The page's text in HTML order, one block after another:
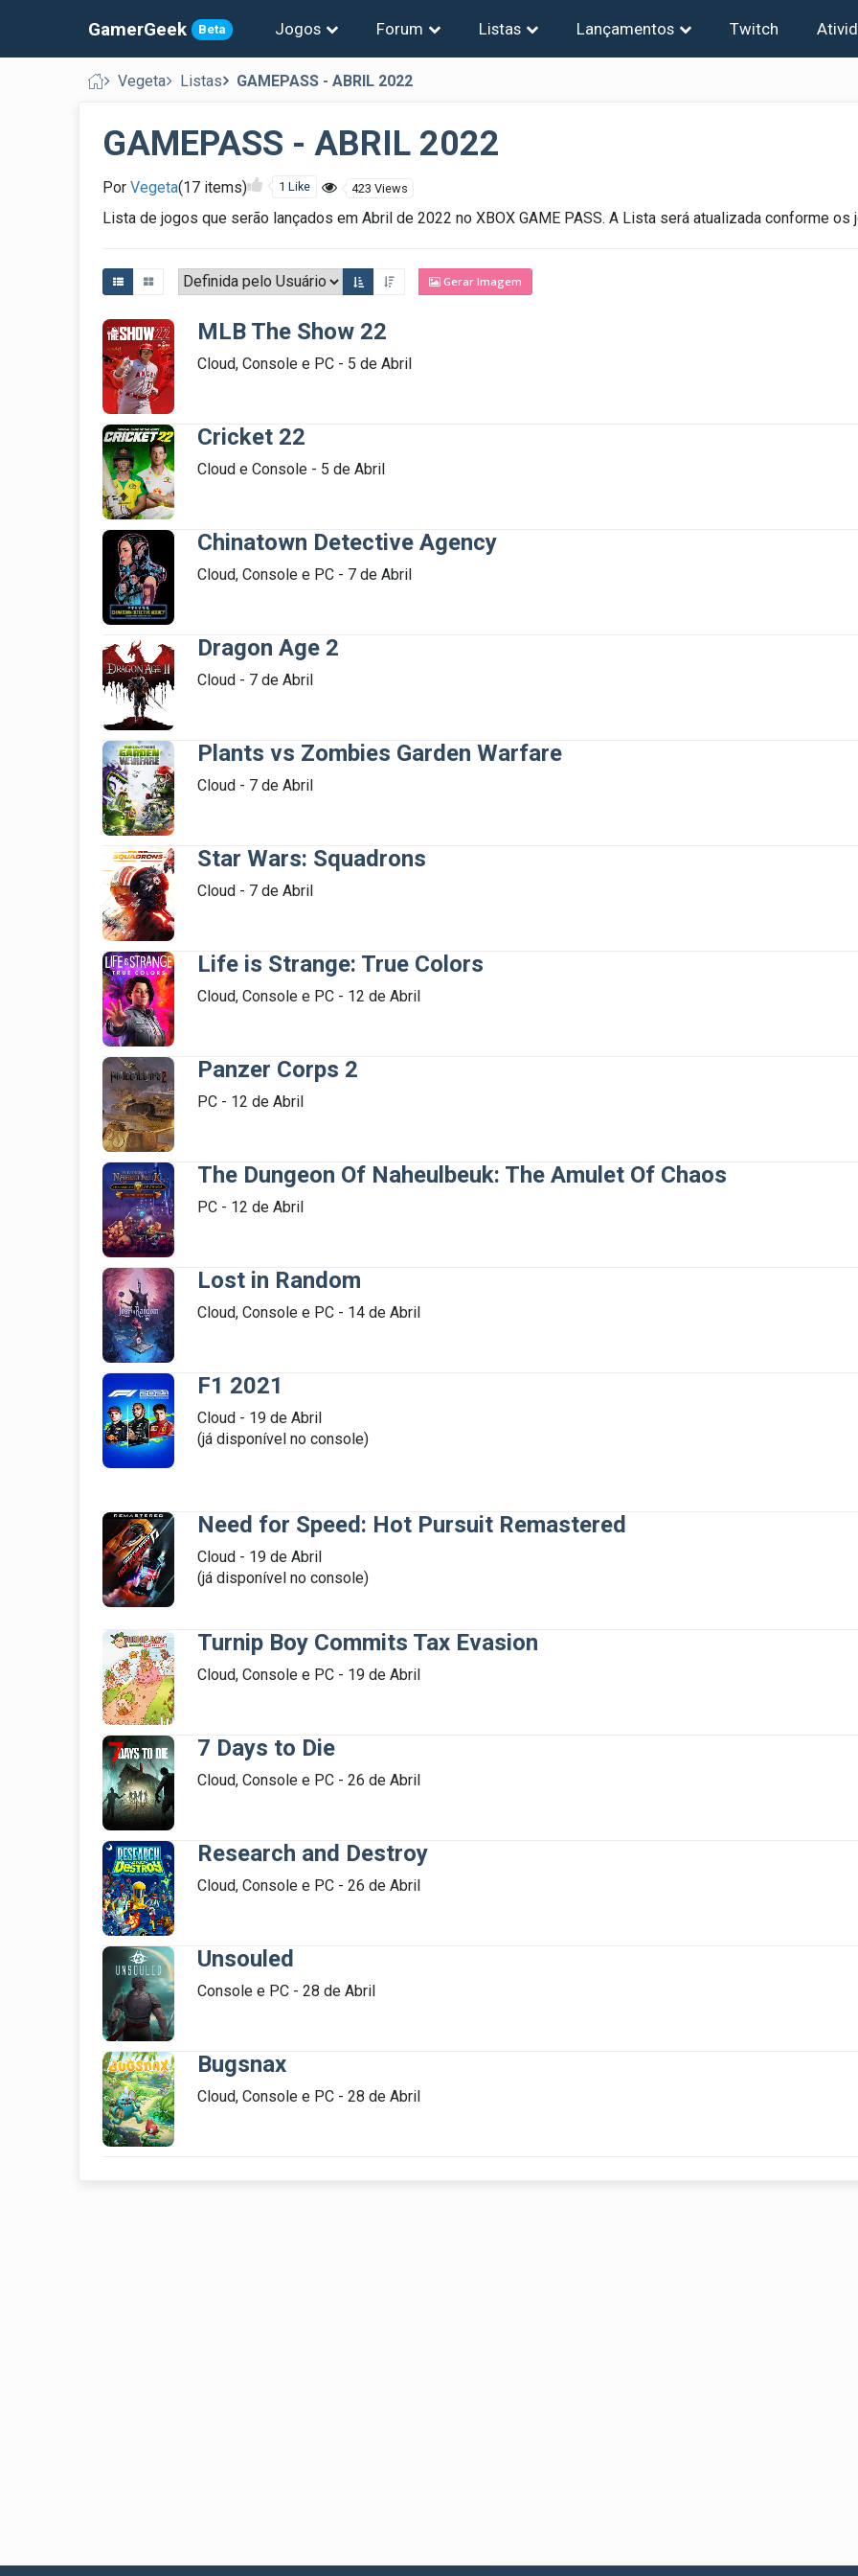
GamerGeek Beta Jogos Forum Listas Lançamentos Twitch
Vegeta Listas GAMEPASS - ABRIL 2022
GAMEPASS - ABRIL 2022
Por Vegeta(17 items) 1 Like 423 Views
Lista de jogos que serão lançados em Abril de 2022 no XBOX GAME PASS. A Lista será atualizada conforme
Gerar Imagem
MLB The Show 22
Cloud, Console e PC - 5 de Abril
Cricket 22
Cloud e Console - 5 de Abril
Chinatown Detective Agency
Cloud, Console e PC - 7 de Abril
Dragon Age 2
Cloud - 7 de Abril
Plants vs Zombies Garden Warfare
Cloud - 7 de Abril
Star Wars: Squadrons
Cloud - 7 de Abril
Life is Strange: True Colors
Cloud, Console e PC - 12 de Abril
Panzer Corps 2
PC - 12 de Abril
The Dungeon Of Naheulbeuk: The Amulet Of Chaos
PC - 12 de Abril
Lost in Random
Cloud, Console e PC - 14 de Abril
F1 2021
Cloud - 19 de Abril
(já disponível no console)
Need for Speed: Hot Pursuit Remastered
Cloud - 19 de Abril
(já disponível no console)
Turnip Boy Commits Tax Evasion
Cloud, Console e PC - 19 de Abril
7 Days to Die
Cloud, Console e PC - 26 de Abril
Research and Destroy
Cloud, Console e PC - 26 de Abril
Unsouled
Console e PC - 28 de Abril
Bugsnax
Cloud, Console e PC - 28 de Abril